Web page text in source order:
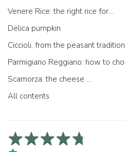
Venere Rice: the right rice for...
Delica pumpkin
Ciccioli, from the peasant tradition
Scamorza: the cheese ...
All contents